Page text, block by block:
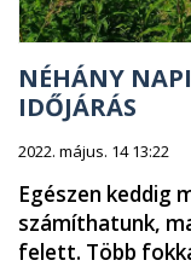
NÉHÁNY
IDŐJÁRÁS
2022. május. 14 13:22
Egészen keddig
számíthatunk,
felett. Több